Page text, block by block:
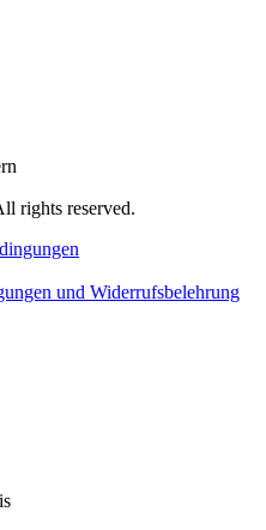
rights reserved.
und Widerrufsbelehrung